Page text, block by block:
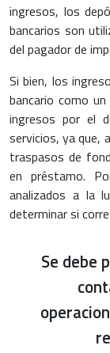
ingresos, los
bancarios son
del pagador de
Si bien, los
bancario como
ingresos por el
servicios, ya que,
traspasos de
en préstamo.
analizados a la
determinar si
Se debe